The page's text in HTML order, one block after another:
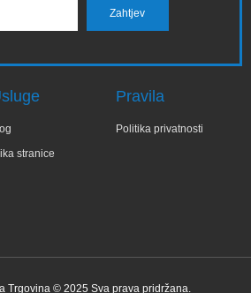
stranice
Pravila
Politika privatnosti
Trgovina © 2025 Sva prava pridržana.